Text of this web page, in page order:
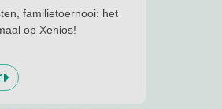
familietoernooi: het
op Xenios!